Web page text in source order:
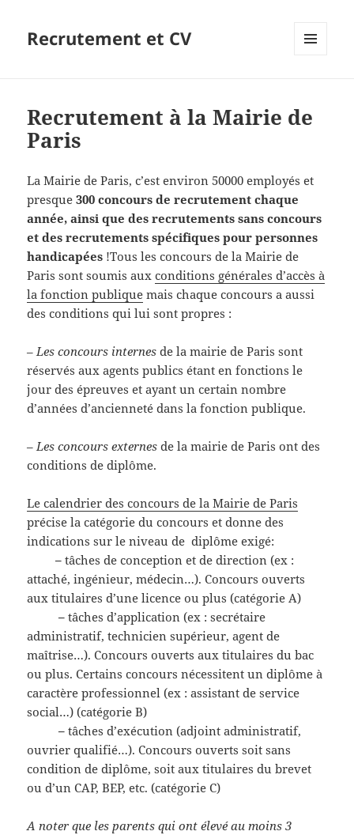
Recrutement et CV
Recrutement à la Mairie de
Paris
La Mairie de Paris, c’est environ 50000 employés et
presque300 concours de recrutement chaque
année, ainsi que des recrutements sans concours
et des recrutements spécifiques pour personnes
handicapées !Tous les concours de la Mairie de
Paris sont soumis auxconditions générales d’accès à
la fonction publique mais chaque concours a aussi
des conditions qui lui sont propres :
–Les concours internes de la mairie de Paris sont
réservés aux agents publics étant en fonctions le
jour des épreuves et ayant un certain nombre
d’années d’ancienneté dans la fonction publique.
–Les concours externes de la mairie de Paris ont des
conditions de diplôme.
Le calendrier des concours de la Mairie de Paris
précise la catégorie du concours et donne des
indications sur le niveau de diplôme exigé:
– tâches de conception et de direction (ex :
attaché, ingénieur, médecin…). Concours ouverts
aux titulaires d’une licence ou plus (catégorie A)
–tâches d’application (ex : secrétaire
administratif, technicien supérieur, agent de
maîtrise…). Concours ouverts aux titulaires du bac
ou plus. Certains concours nécessitent un diplôme à
caractère professionnel (ex : assistant de service
social…) (catégorie B)
– tâches d’exécution (adjoint administratif,
ouvrier qualifié…). Concours ouverts soit sans
condition de diplôme, soit aux titulaires du brevet
ou d’un CAP, BEP, etc. (catégorie C)
A noter que les parents qui ont élevé au moins 3